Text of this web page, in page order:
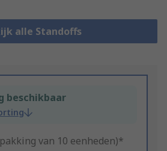
alle Standoffs
beschikbaar
van 10 eenheden)*